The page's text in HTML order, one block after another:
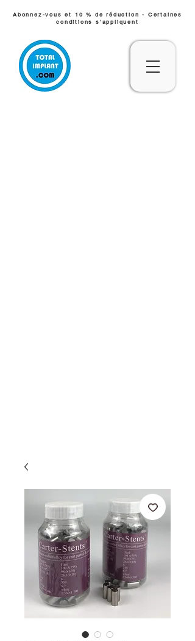
Abonnez-vous et 10 % de réduction - Certaines
conditions s'appliquent